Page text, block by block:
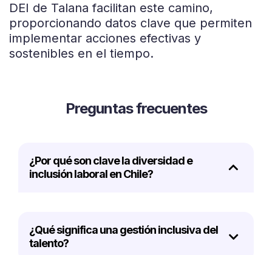
DEI de Talana facilitan este camino,
proporcionando datos clave que permiten
implementar acciones efectivas y
sostenibles en el tiempo.
Preguntas frecuentes
¿Por qué son clave la diversidad e
inclusión laboral en Chile?
¿Qué significa una gestión inclusiva del
talento?